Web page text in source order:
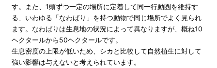
す。また、1頭ずつ一定の場所に定着して同一行動圏を維持す
る、いわゆる「なわばり」を持つ動物で同じ場所でよく見られ
ます。なわばりは生息地の状況によって異なりますが、概ね10
ヘクタールから50ヘクタールです。
生息密度の上限が低いため、シカと比較して自然植生に対して
強い影響は与えないと考えられています。